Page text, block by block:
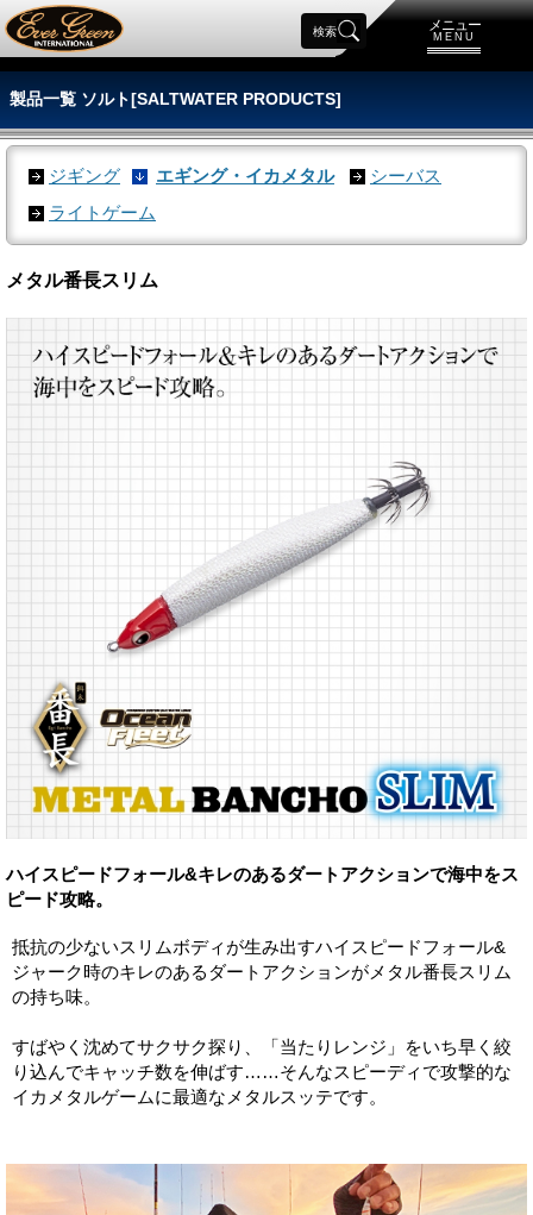
メニュー
MENU
検索
製品一覧 ソルト[SALTWATER PRODUCTS]
ジギング エギング・イカメタル
シーバス
ライトゲーム
メタル番長スリム
ハイスピードフォール&キレのあるダートアクションで海中をス
ピード攻略。
抵抗の少ないスリムボディが生み出すハイスピードフォール&
ジャーク時のキレのあるダートアクションがメタル番長スリム
の持ち味。
すばやく沈めてサクサク探り、「当たりレンジ」をいち早く絞
り込んでキャッチ数を伸ばす……そんなスピーディで攻撃的な
イカメタルゲームに最適なメタルスッテです。